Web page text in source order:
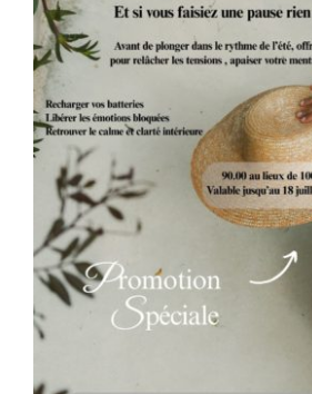
Vidéos